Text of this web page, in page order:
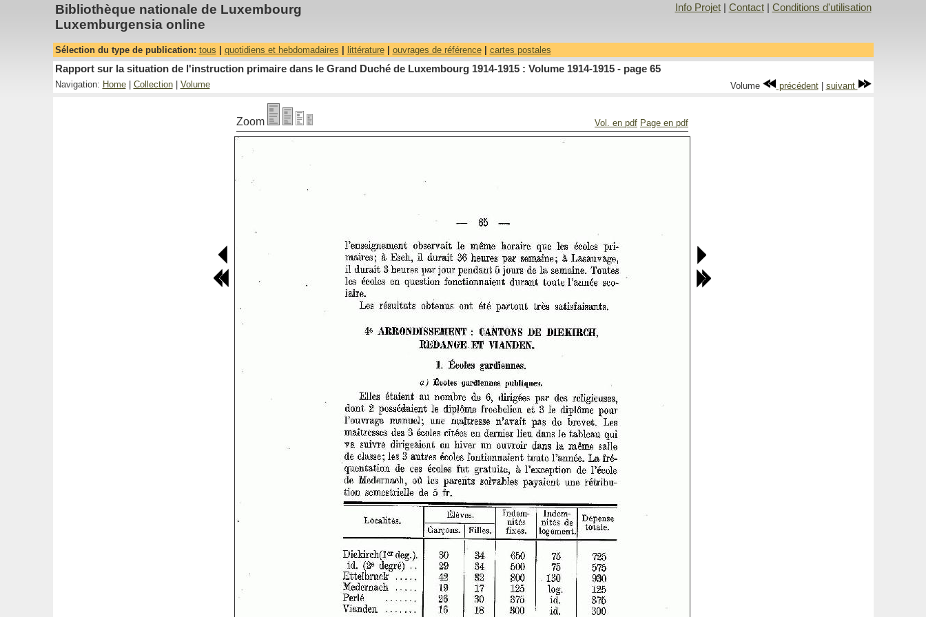
Bibliothèque nationale de Luxembourg
Luxemburgensia online
Info Projet| Contact| Conditions d'utilisation
Sélection du type de publication: tous quotidiens et hebdomadaires littérature| ouvrages de référence| cartes postales
Rapport sur la situation de l'instruction primaire dans le Grand Duché de Luxembourg 1914-1915 : Volume 1914-1915 - page 65
Navigation: Home| Collection| Volume Volume précédent| suivant
Zoom Vol. en pdf Page en pdf